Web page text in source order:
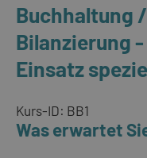
Buchhaltung
Bilanzierung
Einsatz
Kurs-ID: BB1
Was erwartet